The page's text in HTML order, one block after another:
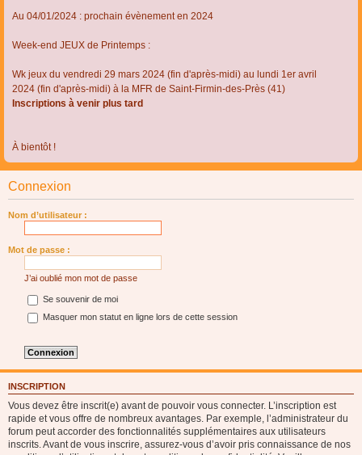
Au 04/01/2024 : prochain évènement en 2024
Week-end JEUX de Printemps :
Wk jeux du vendredi 29 mars 2024 (fin d'après-midi) au lundi 1er avril
2024 (fin d'après-midi) à la MFR de Saint-Firmin-des-Près (41)
Inscriptions à venir plus tard
À bientôt !
Connexion
Nom d’utilisateur :
Mot de passe :
J’ai oublié mon mot de passe
Se souvenir de moi
Masquer mon statut en ligne lors de cette session
INSCRIPTION
Vous devez être inscrit(e) avant de pouvoir vous connecter. L’inscription est
rapide et vous offre de nombreux avantages. Par exemple, l’administrateur du
forum peut accorder des fonctionnalités supplémentaires aux utilisateurs
inscrits. Avant de vous inscrire, assurez-vous d’avoir pris connaissance de nos